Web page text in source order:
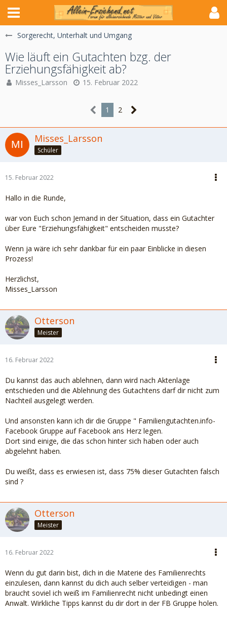
Sorgerecht, Unterhalt und Umgang
Wie läuft ein Gutachten bzg. der
Erziehungsfähigkeit ab?
Misses_Larsson 15. Februar 2022
1 2
Misses_Larsson
Schüler
15. Februar 2022
Hallo in die Runde,
war von Euch schon Jemand in der Situation, dass ein Gutachter
über Eure "Erziehungsfähigkeit" entscheiden musste?
Wenn ja wäre ich sehr dankbar für ein paar Einblicke in diesen
Prozess!
Herzlichst,
Misses_Larsson
Otterson
Meister
16. Februar 2022
Du kannst das auch ablehnen, dann wird nach Aktenlage
entschieden und die Ablehnung des Gutachtens darf dir nicht zum
Nachteil ausgelegt werden.
Und ansonsten kann ich dir die Gruppe " Familiengutachten.info-
Facebook Gruppe auf Facebook ans Herz legen.
Dort sind einige, die das schon hinter sich haben oder auch
abgelehnt haben.
Du weißt, dass es erwiesen ist, dass 75% dieser Gutachten falsch
sind ?
Otterson
Meister
16. Februar 2022
Wenn du gut darin bist, dich in die Materie des Familienrechts
einzulesen, dann kannst du dich auch selber verteidigen - man
braucht soviel ich weiß im Familienrecht nicht unbedingt einen
Anwalt. Wirkliche Tipps kannst du dir dort in der FB Gruppe holen.